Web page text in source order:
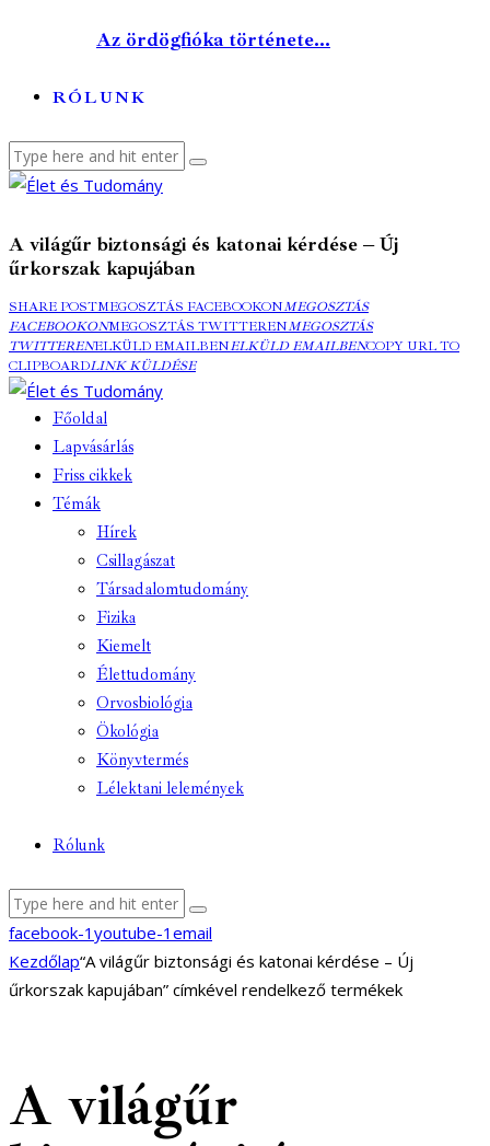
Az ördögfióka története...
RÓLUNK
A világűr biztonsági és katonai kérdése – Új
űrkorszak kapujában
SHARE POSTMEGOSZTÁS FACEBOOKONMEGOSZTÁS
FACEBOOKONMEGOSZTÁS TWITTERENMEGOSZTÁS
TWITTERENELKÜLD EMAILBENELKÜLD EMAILBENCOPY URL TO
CLIPBOARDLINK KÜLDÉSE
Főoldal
Lapvásárlás
Friss cikkek
Témák
Hírek
Csillagászat
Társadalomtudomány
Fizika
Kiemelt
Élettudomány
Orvosbiológia
Ökológia
Könyvtermés
Lélektani lelemények
Rólunk
facebook-1 youtube-1 email
Kezdőlap“A világűr biztonsági és katonai kérdése – Új
űrkorszak kapujában” címkével rendelkező termékek
A világűr